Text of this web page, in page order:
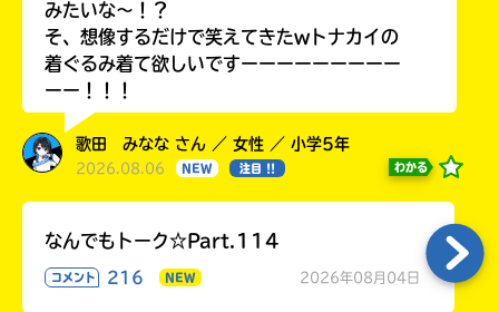
みたいな〜！？
そ、想像するだけで笑えてきたwトナカイの
着ぐるみ着て欲しいですーーーーーーーーー
ーー！！！
歌田 みなな さん ／ 女性 ／ 小学5年
2026.08.06 NEW 注目 !! わかる
なんでもトーク☆Part.114
コメント 216 NEW 2026年08月04日